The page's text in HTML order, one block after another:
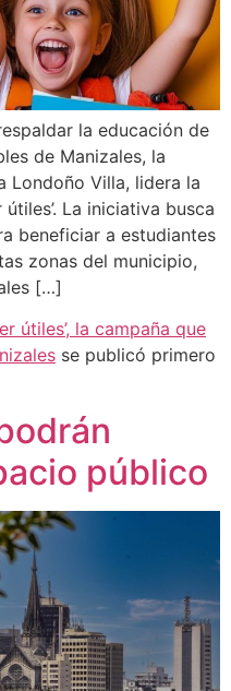
la educación de
de Manizales, la
Londoño Villa, lidera la
La iniciativa busca
beneficiar a estudiantes
zonas del municipio,
[…]
útiles’, la campaña que
se publicó primero
público